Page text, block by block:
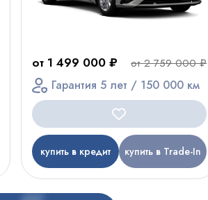
от 1 499 000 ₽ от 2 759 000 ₽
Гарантия 5 лет / 150 000 км
купить в кредит купить в Trade-In